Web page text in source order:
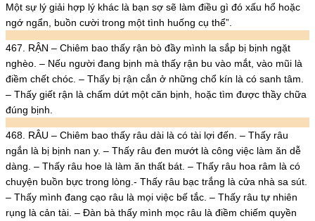
Một sự lý giải hợp lý khác là bạn sợ sẽ làm điều gì đó xấu hổ hoặc
ngớ ngẩn, buồn cười trong một tình huống cụ thể”.
467. RẬN – Chiêm bao thấy rận bò đầy mình la sắp bị bịnh ngặt
nghèo. – Nếu người đang bịnh mà thấy rận bu vào mắt, vào mũi là
điềm chết chóc. – Thấy bị rận cắn ở những chổ kín là có sanh tâm.
– Thấy giết rận là chấm dứt một căn bịnh, hoặc tìm được thầy chữa
đúng bịnh.
468. RÂU – Chiêm bao thấy râu dài là có tài lợi đến. – Thấy râu
ngắn là bị bịnh nan y. – Thấy râu đen mướt là công việc làm ăn dễ
dàng. – Thấy râu hoe là làm ăn thất bát. – Thấy râu hoa râm là có
chuyện buồn bực trong lòng.- Thấy râu bạc trắng là cửa nhà sa sút.
– Thấy mình đang cạo râu là mọi việc bế tắc. – Thấy râu tự nhiên
rụng là cản tài. – Đàn bà thấy mình mọc râu là điềm chiếm quyền